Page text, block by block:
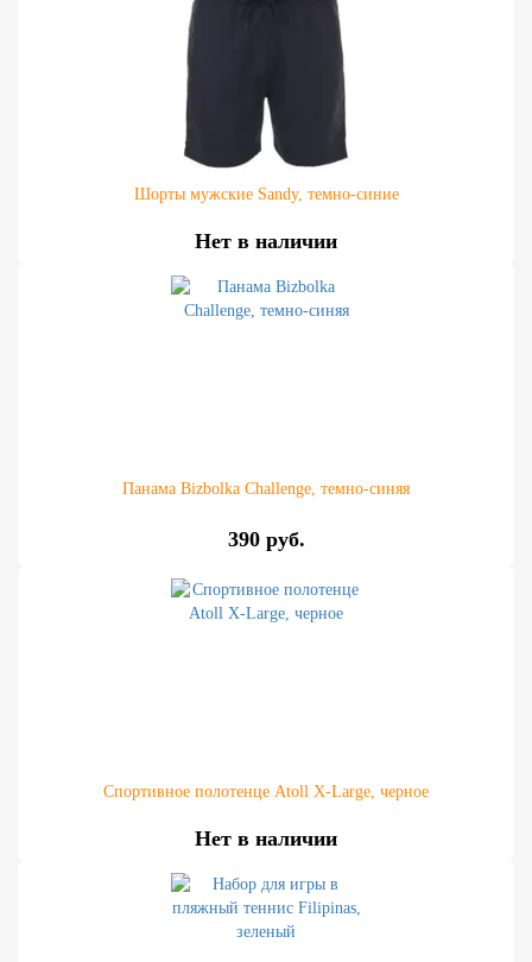
Шорты мужские Sandy, темно-синие
Нет в наличии
Панама Bizbolka Challenge, темно-синяя
390 руб.
Спортивное полотенце Atoll X-Large, черное
Нет в наличии